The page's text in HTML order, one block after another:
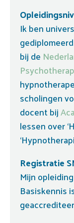
Ik ben
bij de
scholingen
docent bij
lessen over
Registratie
Mijn
Basiskennis